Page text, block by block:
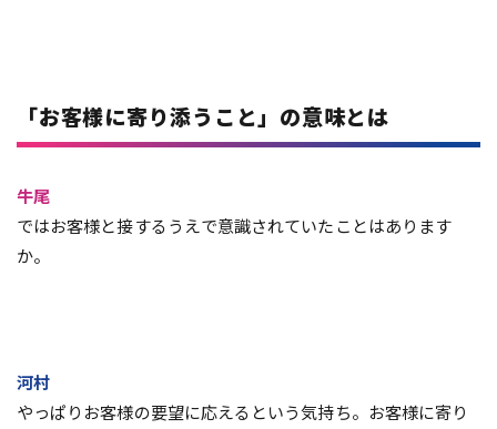
「お客様に寄り添うこと」の意味とは
牛尾
ではお客様と接するうえで意識されていたことはあります
か。
河村
やっぱりお客様の要望に応えるという気持ち。お客様に寄り